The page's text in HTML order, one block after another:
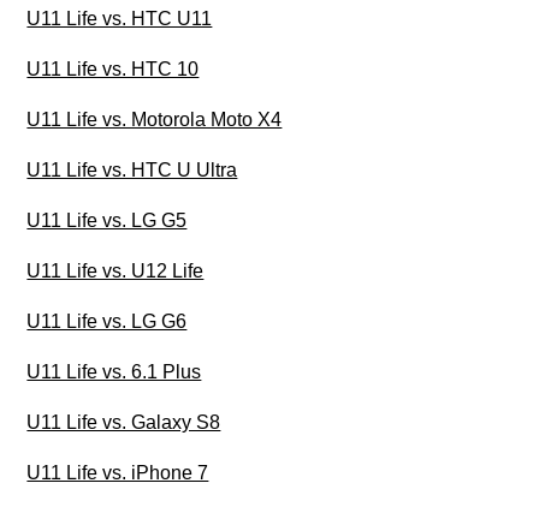
U11 Life vs. HTC U11
U11 Life vs. HTC 10
U11 Life vs. Motorola Moto X4
U11 Life vs. HTC U Ultra
U11 Life vs. LG G5
U11 Life vs. U12 Life
U11 Life vs. LG G6
U11 Life vs. 6.1 Plus
U11 Life vs. Galaxy S8
U11 Life vs. iPhone 7